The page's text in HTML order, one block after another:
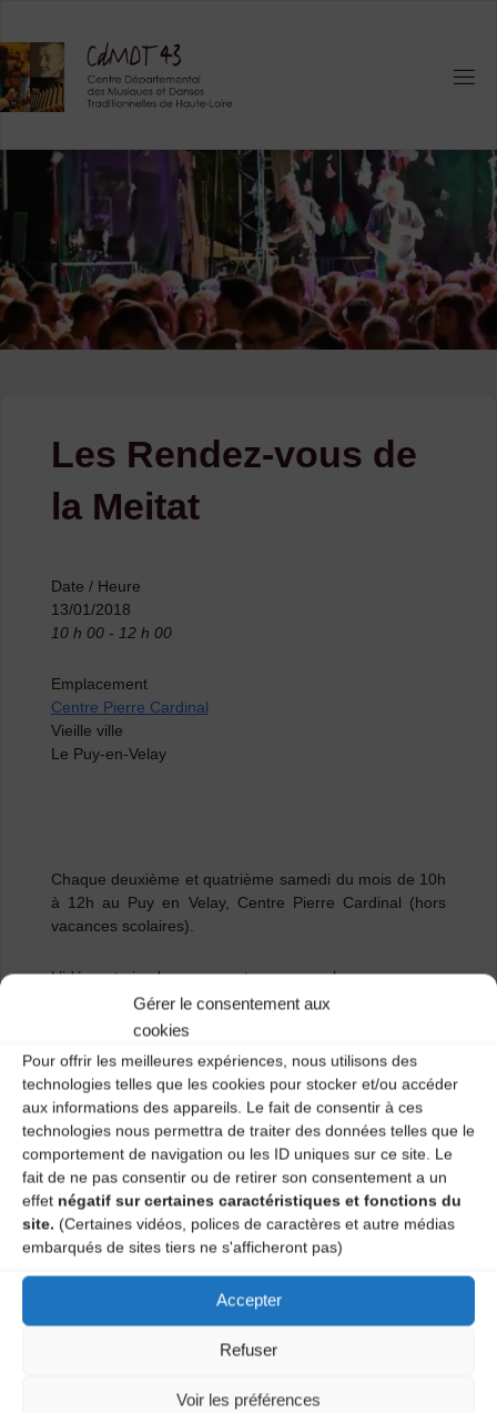
Gérer le consentement aux
cookies
Pour offrir les meilleures expériences, nous utilisons des
technologies telles que les cookies pour stocker et/ou accéder
aux informations des appareils. Le fait de consentir à ces
technologies nous permettra de traiter des données telles que le
comportement de navigation ou les ID uniques sur ce site. Le
fait de ne pas consentir ou de retirer son consentement a un
effet négatif sur certaines caractéristiques et fonctions du
site. (Certaines vidéos, polices de caractères et autre médias
embarqués de sites tiers ne s'afficheront pas)
Accepter
Refuser
Voir les préférences
content
Les Rendez-vous de
la Meitat
Date / Heure
13/01/2018
10 h 00 - 12 h 00
Emplacement
Centre Pierre Cardinal
Vieille ville
Le Puy-en-Velay
Chaque deuxième et quatrième samedi du mois de 10h
à 12h au Puy en Velay, Centre Pierre Cardinal (hors
vacances scolaires).
L’idée est simple, nous partageons quelques morceaux
trad’ à chaque séance, si possible du répertoire
traditionnel à danser local.
Plus d’infos…
Catégories
Agenda
Les Rendez-vous de la Meitat